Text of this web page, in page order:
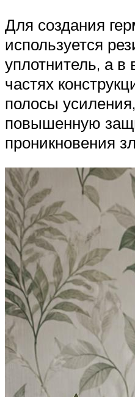
Для создания
используется
уплотнитель, а в
частях
полосы
повышенную
проникновения